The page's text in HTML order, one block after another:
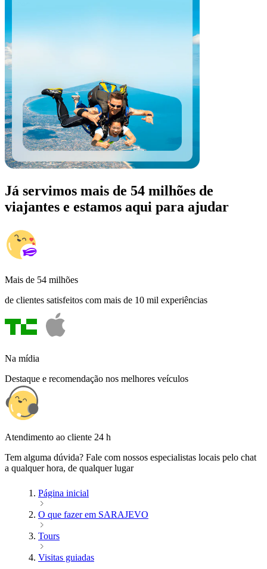
Já servimos mais de 54 milhões de
viajantes e estamos aqui para ajudar
Mais de 54 milhões
de clientes satisfeitos com mais de 10 mil experiências
Na mídia
Destaque e recomendação nos melhores veículos
Atendimento ao cliente 24 h
Tem alguma dúvida? Fale com nossos especialistas locais pelo chat
a qualquer hora, de qualquer lugar
Página inicial
O que fazer em SARAJEVO
Tours
Visitas guiadas